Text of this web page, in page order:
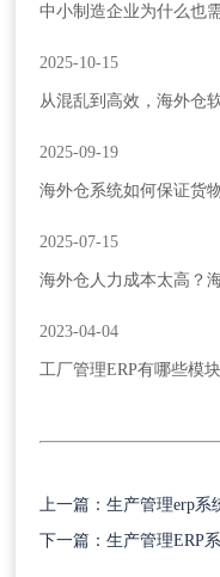
中小制造企业为什么也
2025-10-15
从混乱到高效，海外仓
2025-09-19
海外仓系统如何保证货
2025-07-15
海外仓人力成本太高？
2023-04-04
工厂管理ERP有哪些模
下一篇：生产管理ERP